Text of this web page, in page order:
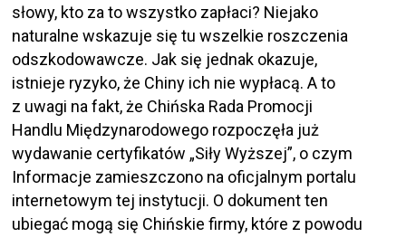
słowy, kto za to wszystko zapłaci? Niejako
naturalne wskazuje się tu wszelkie roszczenia
odszkodowawcze. Jak się jednak okazuje,
istnieje ryzyko, że Chiny ich nie wypłacą. A to
z uwagi na fakt, że Chińska Rada Promocji
Handlu Międzynarodowego rozpoczęła już
wydawanie certyfikatów „Siły Wyższej”, o czym
Informacje zamieszczono na oficjalnym portalu
internetowym tej instytucji. O dokument ten
ubiegać mogą się Chińskie firmy, które z powodu